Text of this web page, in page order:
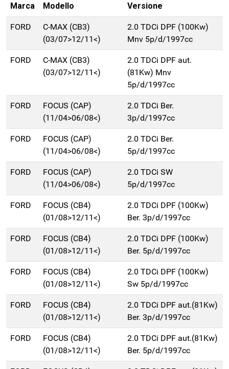
Marca Modello Versione
FORD
C-MAX (CB3)
(03/07>12/11<)
2.0 TDCi DPF (100Kw)
Mnv 5p/d/1997cc
FORD
C-MAX (CB3)
(03/07>12/11<)
2.0 TDCi DPF aut.
(81Kw) Mnv
5p/d/1997cc
FORD
FOCUS (CAP)
(11/04>06/08<)
2.0 TDCi Ber.
3p/d/1997cc
FORD
FOCUS (CAP)
(11/04>06/08<)
2.0 TDCi Ber.
5p/d/1997cc
FORD
FOCUS (CAP)
(11/04>06/08<)
2.0 TDCi SW
5p/d/1997cc
FORD
FOCUS (CB4)
(01/08>12/11<)
2.0 TDCi DPF (100Kw)
Ber. 3p/d/1997cc
FORD
FOCUS (CB4)
(01/08>12/11<)
2.0 TDCi DPF (100Kw)
Ber. 5p/d/1997cc
FORD
FOCUS (CB4)
(01/08>12/11<)
2.0 TDCi DPF (100Kw)
Sw 5p/d/1997cc
FORD
FOCUS (CB4)
(01/08>12/11<)
2.0 TDCi DPF aut.(81Kw)
Ber. 3p/d/1997cc
FORD
FOCUS (CB4)
(01/08>12/11<)
2.0 TDCi DPF aut.(81Kw)
Ber. 5p/d/1997cc